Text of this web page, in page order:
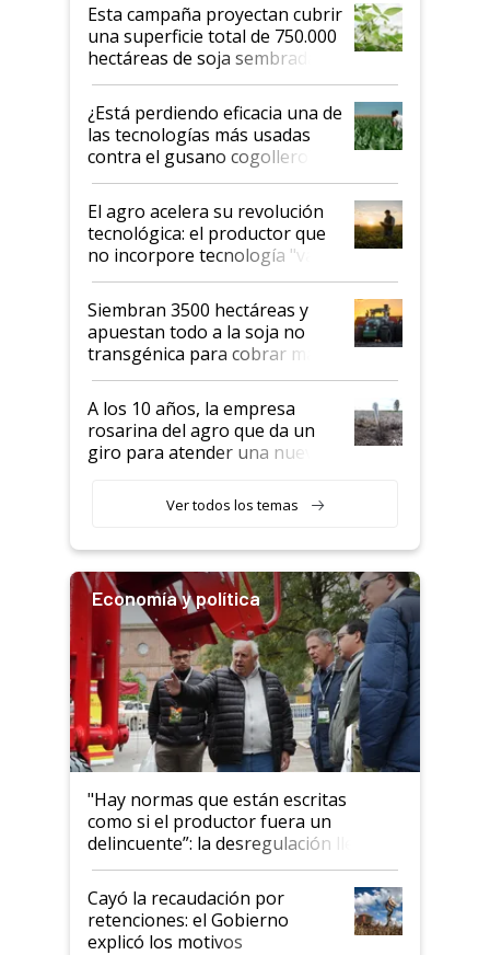
Esta campaña proyectan cubrir
una superficie total de 750.000
hectáreas de soja sembradas
con una nueva generación de
variedades que marcan un
salto tecnológico en genética y
rendimiento
¿Está perdiendo eficacia una de
las tecnologías más usadas
contra el gusano cogollero? El
desafío de una tecnología clave
El agro acelera su revolución
tecnológica: el productor que
no incorpore tecnología "va a
perder el tren"
Siembran 3500 hectáreas y
apuestan todo a la soja no
transgénica para cobrar más
por tonelada: compraron un
semillero
A los 10 años, la empresa
rosarina del agro que da un
giro para atender una nueva
Ver todos los temas
Economía y política
"Hay normas que están escritas
como si el productor fuera un
delincuente”: la desregulación llegó
al Congreso Aapresid y hasta se
habló del financiamiento al IPCVA
Cayó la recaudación por
retenciones: el Gobierno
explicó los motivos